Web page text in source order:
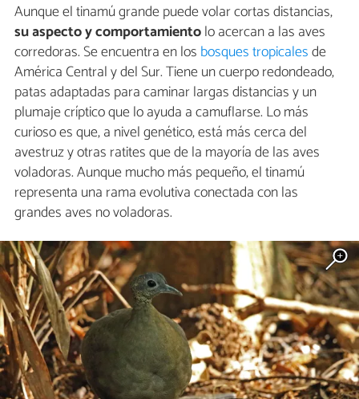
Aunque el tinamú grande puede volar cortas distancias,
su aspecto y comportamientolo acercan a las aves
corredoras. Se encuentra en los bosques tropicalesde
América Central y del Sur. Tiene un cuerpo redondeado,
patas adaptadas para caminar largas distancias y un
plumaje críptico que lo ayuda a camuflarse. Lo más
curioso es que, a nivel genético, está más cerca del
avestruz y otras ratites que de la mayoría de las aves
voladoras. Aunque mucho más pequeño, el tinamú
representa una rama evolutiva conectada con las
grandes aves no voladoras.